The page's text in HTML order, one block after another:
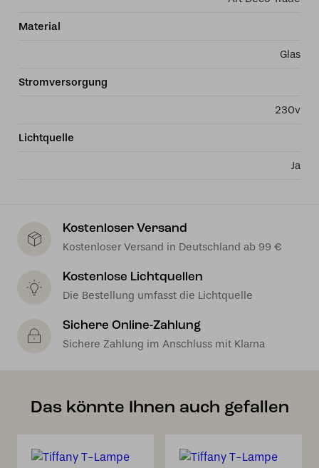
Material
Glas
Stromversorgung
230v
Lichtquelle
Ja
Kostenloser Versand
Kostenloser Versand in Deutschland ab 99 €
Kostenlose Lichtquellen
Die Bestellung umfasst die Lichtquelle
Sichere Online-Zahlung
Sichere Zahlung im Anschluss mit Klarna
Das könnte Ihnen auch gefallen